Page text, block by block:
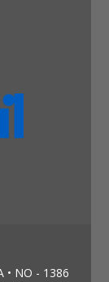
• NO - 1386